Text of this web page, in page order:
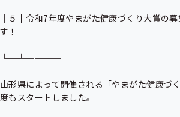
┃５┃令和7年度やまがた健康づくり大賞の募
す！
┗━┻━━━━
山形県によって開催される「やまがた健康づ
度もスタートしました。